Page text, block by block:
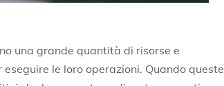
una grande quantità di risorse e
le loro operazioni. Quando queste